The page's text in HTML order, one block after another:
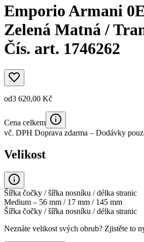
Emporio Armani
Zelená Matná /
Čís. art. 1746262
od3 620,00 Kč
Cena celkem
vč. DPH Doprava zdarma – Dodávky
Velikost
Šířka čočky / šířka nosníku / délka stranic
Medium – 56 mm / 17 mm / 145 mm
Šířka čočky / šířka nosníku / délka stranic
Neznáte velikost svých obrub? Zjistěte to